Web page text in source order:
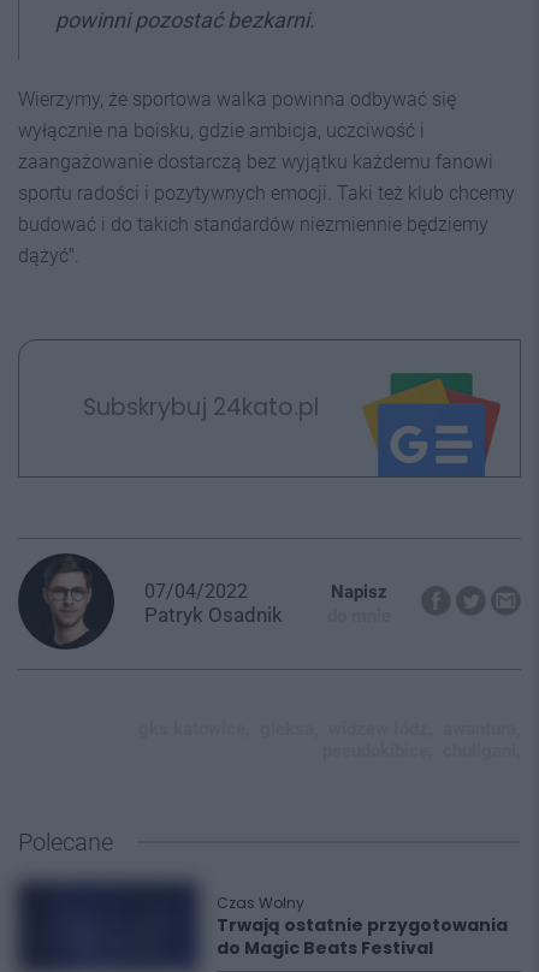
powinni pozostać bezkarni.
Wierzymy, że sportowa walka powinna odbywać się
wyłącznie na boisku, gdzie ambicja, uczciwość i
zaangażowanie dostarczą bez wyjątku każdemu fanowi
sportu radości i pozytywnych emocji. Taki też klub chcemy
budować i do takich standardów niezmiennie będziemy
dążyć".
Subskrybuj 24kato.pl
07/04/2022
Patryk Osadnik
Napisz
Polecane
Czas Wolny
Trwają ostatnie przygotowania
do Magic Beats Festival